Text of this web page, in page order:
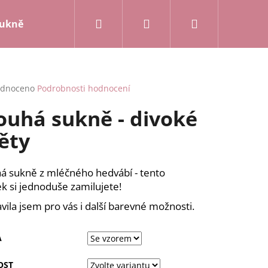
a kalhoty Mikiny a kardigany
Přihlášení
Podrobnosti hodnocení
sukně - divoké
sukně z mléčného hedvábí - tento
si jednoduše zamilujete!
jsem pro vás i další barevné možnosti.